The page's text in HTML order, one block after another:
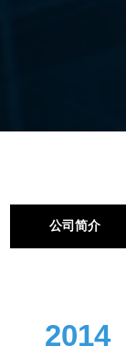
公司简介
2014